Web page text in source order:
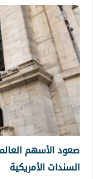
صعود الأسهم
السندات الأمريكية